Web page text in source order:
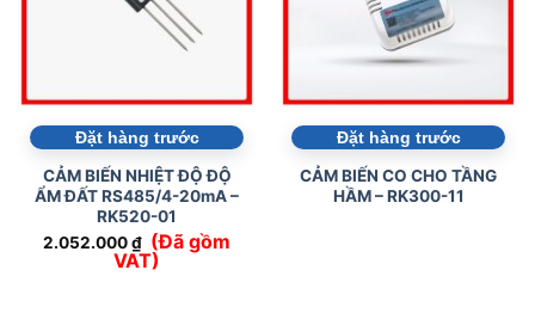
Đặt hàng trước
CẢM BIẾN NHIỆT ĐỘ ĐỘ
ẨM ĐẤT RS485/4-20mA –
RK520-01
2.052.000₫ (Đã gồm
VAT)
Đặt hàng trước
CẢM BIẾN CO CHO TẦNG
HẦM – RK300-11